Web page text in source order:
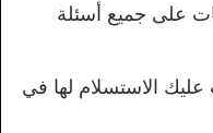
على جميع أسئلة
عليك الاستسلام لها في